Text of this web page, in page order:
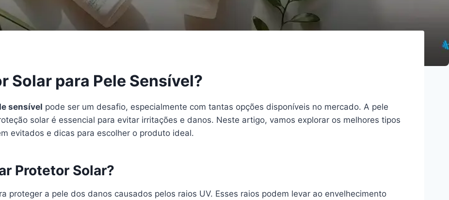
Solar para Pele Sensível?
sensível pode ser um desafio, especialmente com tantas opções disponíveis no mercado. A pele
solar é essencial para evitar irritações e danos. Neste artigo, vamos explorar os melhores tipos
evitados e dicas para escolher o produto ideal.
Protetor Solar?
proteger a pele dos danos causados pelos raios UV. Esses raios podem levar ao envelhecimento